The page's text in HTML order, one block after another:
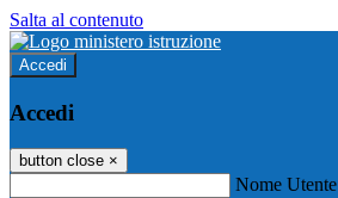
Salta al contenuto
Accedi
Accedi
button close ×
Nome Utente